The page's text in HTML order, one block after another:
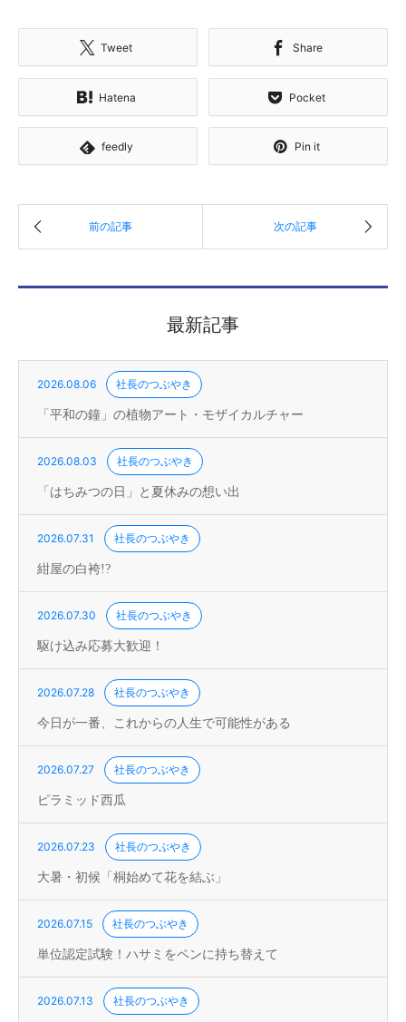
Tweet Share
Hatena Pocket
feedly Pin it
最新記事
2026.08.06 社長のつぶやき
「平和の鐘」の植物アート・モザイカルチャー
2026.08.03 社長のつぶやき
「はちみつの日」と夏休みの想い出
2026.07.31 社長のつぶやき
紺屋の白袴!?
2026.07.30 社長のつぶやき
駆け込み応募大歓迎！
2026.07.28 社長のつぶやき
今日が一番、これからの人生で可能性がある
2026.07.27 社長のつぶやき
ピラミッド西瓜
2026.07.23 社長のつぶやき
大暑・初候「桐始めて花を結ぶ」
2026.07.15 社長のつぶやき
単位認定試験！ハサミをペンに持ち替えて
2026.07.13 社長のつぶやき